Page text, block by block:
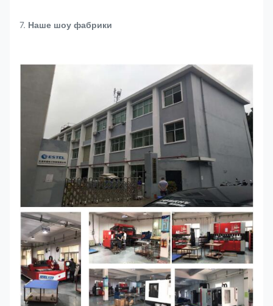
7. Наше шоу фабрики